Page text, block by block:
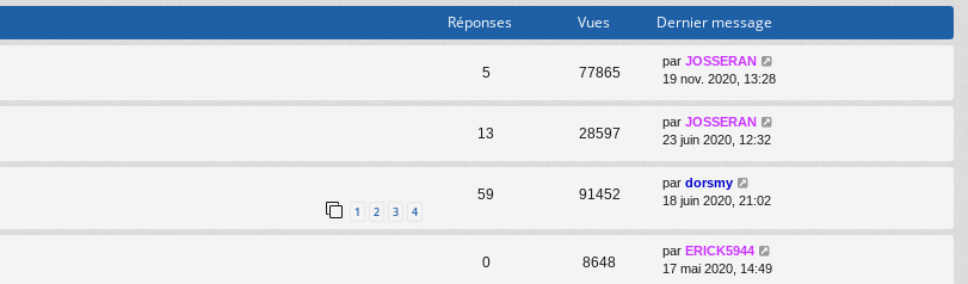
re
r
Réponses Vues Dernier message
5 77865
par JOSSERAN
19 nov. 2020, 13:28
13 28597
par JOSSERAN
23 juin 2020, 12:32
1 2 3 4
59 91452
par dorsmy
18 juin 2020, 21:02
0 8648
par ERICK5944
17 mai 2020, 14:49